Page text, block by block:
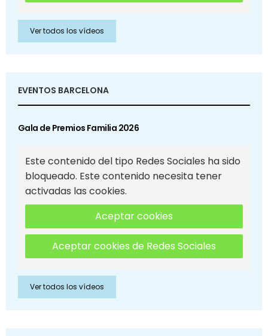
Ver todos los vídeos
EVENTOS BARCELONA
Gala de Premios Familia 2026
Este contenido del tipo Redes Sociales ha sido
bloqueado. Este contenido necesita tener
activadas las cookies.
Aceptar cookies
Aceptar cookies de Redes Sociales
Ver todos los vídeos